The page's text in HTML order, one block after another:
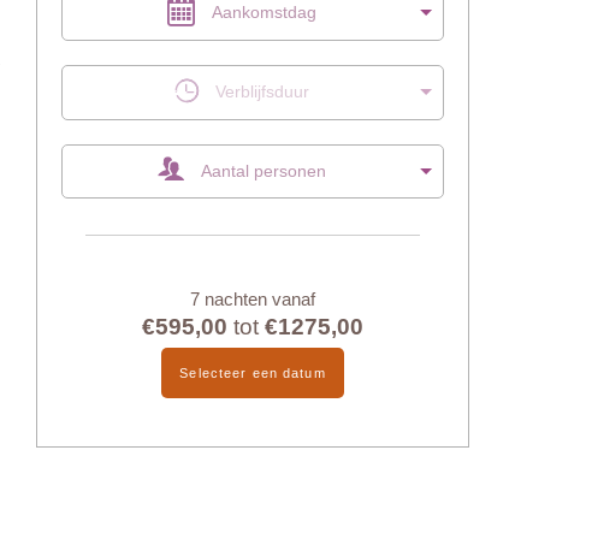
Aankomstdag
Verblijfsduur
Aantal personen
7 nachten vanaf
€595,00 tot €1275,00
Selecteer een datum